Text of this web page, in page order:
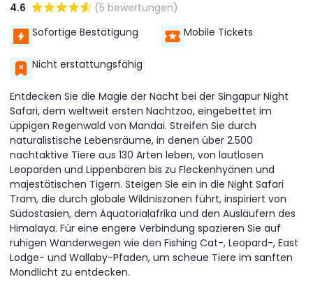
4.6
(5 bewertungen)
Sofortige Bestätigung
Mobile Tickets
Nicht erstattungsfähig
Entdecken Sie die Magie der Nacht bei der Singapur Night
Safari, dem weltweit ersten Nachtzoo, eingebettet im
üppigen Regenwald von Mandai. Streifen Sie durch
naturalistische Lebensräume, in denen über 2.500
nachtaktive Tiere aus 130 Arten leben, von lautlosen
Leoparden und Lippenbären bis zu Fleckenhyänen und
majestätischen Tigern. Steigen Sie ein in die Night Safari
Tram, die durch globale Wildniszonen führt, inspiriert von
Südostasien, dem Äquatorialafrika und den Ausläufern des
Himalaya. Für eine engere Verbindung spazieren Sie auf
ruhigen Wanderwegen wie den Fishing Cat-, Leopard-, East
Lodge- und Wallaby-Pfaden, um scheue Tiere im sanften
Mondlicht zu entdecken.